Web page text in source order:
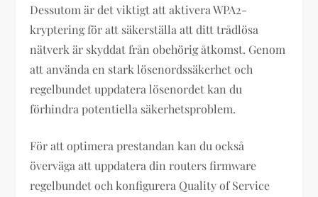
Dessutom är det viktigt att aktivera WPA2-
kryptering för att säkerställa att ditt trådlösa
nätverk är skyddat från obehörig åtkomst. Genom
att använda en stark lösenordssäkerhet och
regelbundet uppdatera lösenordet kan du
förhindra potentiella säkerhetsproblem.
För att optimera prestandan kan du också
överväga att uppdatera din routers firmware
regelbundet och konfigurera Quality of Service